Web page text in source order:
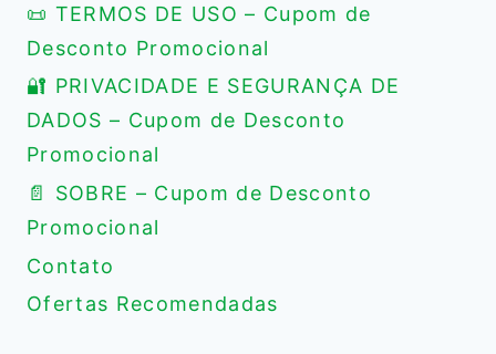
📜 TERMOS DE USO – Cupom de
Desconto Promocional
🔐 PRIVACIDADE E SEGURANÇA DE
DADOS – Cupom de Desconto
Promocional
📄 SOBRE – Cupom de Desconto
Promocional
Contato
Ofertas Recomendadas